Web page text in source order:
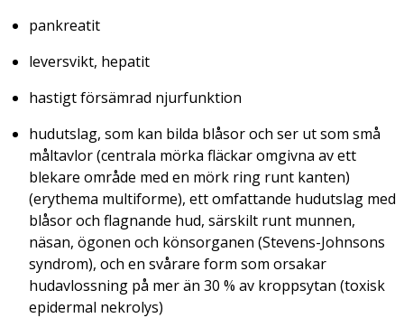
pankreatit
leversvikt, hepatit
hastigt försämrad njurfunktion
hudutslag, som kan bilda blåsor och ser ut som små
måltavlor (centrala mörka fläckar omgivna av ett
blekare område med en mörk ring runt kanten)
(erythema multiforme), ett omfattande hudutslag med
blåsor och flagnande hud, särskilt runt munnen,
näsan, ögonen och könsorganen (Stevens-Johnsons
syndrom), och en svårare form som orsakar
hudavlossning på mer än 30 % av kroppsytan (toxisk
epidermal nekrolys)